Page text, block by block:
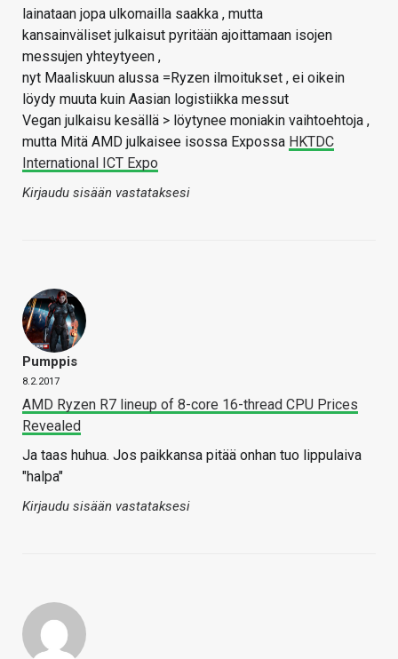
lainataan jopa ulkomailla saakka , mutta
kansainväliset julkaisut pyritään ajoittamaan isojen
messujen yhteytyeen ,
nyt Maaliskuun alussa =Ryzen ilmoitukset , ei oikein
löydy muuta kuin Aasian logistiikka messut
Vegan julkaisu kesällä > löytynee moniakin vaihtoehtoja ,
mutta Mitä AMD julkaisee isossa Expossa HKTDC
International ICT Expo
Kirjaudu sisään vastataksesi
Pumppis
8.2.2017
AMD Ryzen R7 lineup of 8-core 16-thread CPU Prices
Revealed
Ja taas huhua. Jos paikkansa pitää onhan tuo lippulaiva
"halpa"
Kirjaudu sisään vastataksesi